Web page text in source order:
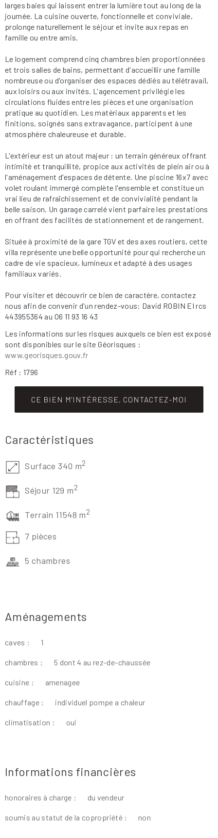
larges baies qui laissent entrer la lumière tout au long de la
journée. La cuisine ouverte, fonctionnelle et conviviale,
prolonge naturellement le séjour et invite aux repas en
famille ou entre amis.
Le logement comprend cinq chambres bien proportionnées
et trois salles de bains, permettant d'accueillir une famille
nombreuse ou d'organiser des espaces dédiés au télétravail,
aux loisirs ou aux invités. L'agencement privilégie les
circulations fluides entre les pièces et une organisation
pratique au quotidien. Les matériaux apparents et les
finitions, soignés sans extravagance, participent à une
atmosphère chaleureuse et durable.
L'extérieur est un atout majeur : un terrain généreux offrant
intimité et tranquillité, propice aux activités de plein air ou à
l'aménagement d'espaces de détente. Une piscine 16x7 avec
volet roulant immergé complète l'ensemble et constitue un
vrai lieu de rafraîchissement et de convivialité pendant la
belle saison. Un garage carrelé vient parfaire les prestations
en offrant des facilités de stationnement et de rangement.
Située à proximité de la gare TGV et des axes routiers, cette
villa représente une belle opportunité pour qui recherche un
cadre de vie spacieux, lumineux et adapté à des usages
familiaux variés.
Pour visiter et découvrir ce bien de caractère, contactez
nous afin de convenir d'un rendez-vous: David ROBIN EI rcs
443955364 au O6 11 93 16 43
Les informations sur les risques auxquels ce bien est exposé
sont disponibles sur le site Géorisques :
www.georisques.gouv.fr
Réf : 1796
CE BIEN M'INTÉRESSE, CONTACTEZ-MOI
Caractéristiques
Surface 340 m2
Séjour 129 m2
Terrain 11548 m2
7 pièces
5 chambres
Aménagements
caves : 1
chambres : 5 dont 4 au rez-de-chaussée
cuisine : amenagee
chauffage : individuel pompe a chaleur
climatisation : oui
Informations financières
honoraires à charge : du vendeur
soumis au statut de la copropriété : non